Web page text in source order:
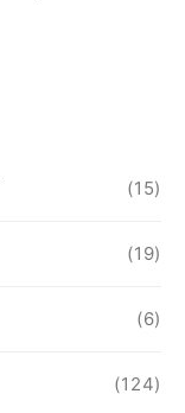
(15)
(19)
(6)
(124)